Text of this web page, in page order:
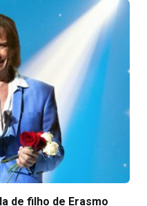
de filho de Erasmo